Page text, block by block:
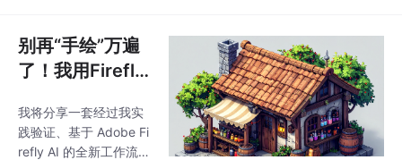
别再“手绘”万遍
了！我用Firefly
管线，效率提升
5倍
我将分享一套经过我实
践验证、基于 Adobe Fi
refly AI 的全新工作流。